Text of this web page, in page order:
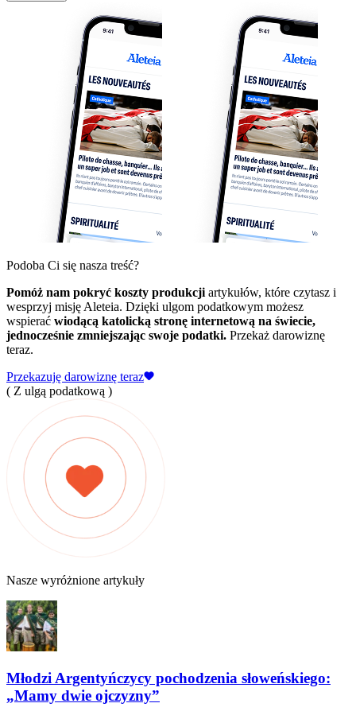
Podoba Ci się nasza treść?
Pomóż nam pokryć koszty produkcji artykułów, które czytasz i
wesprzyj misję Aleteia. Dzięki ulgom podatkowym możesz
wspierać wiodącą katolicką stronę internetową na świecie,
jednocześnie zmniejszając swoje podatki. Przekaż darowiznę
teraz.
Przekazuję darowiznę teraz
( Z ulgą podatkową )
Nasze wyróżnione artykuły
Młodzi Argentyńczycy pochodzenia słoweńskiego:
„Mamy dwie ojczyzny”